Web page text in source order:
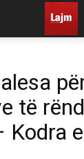
të
Kodra